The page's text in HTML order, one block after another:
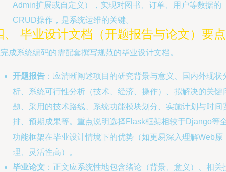
Admin扩展或自定义），实现对图书、订单、用户等数据的
CRUD操作，是系统运维的关键。
、 毕业设计文档（开题报告与论文）要点
成系统编码的需配套撰写规范的毕业设计文档。
开题报告 ：应清晰阐述项目的研究背景与意义、国内外现状
析、系统可行性分析（技术、经济、操作）、拟解决的关键
题、采用的技术路线、系统功能模块划分、实施计划与时间
排、预期成果等。重点说明选择Flask框架相较于Django等
功能框架在毕业设计情境下的优势（如更易深入理解Web原
理、灵活性高）。
毕业论文 ：正文应系统性地包含绪论（背景、意义）、相关